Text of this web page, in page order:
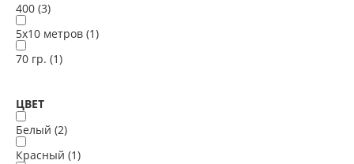
400 (3)
5х10 метров (1)
70 гр. (1)
ЦВЕТ
Белый (2)
Красный (1)